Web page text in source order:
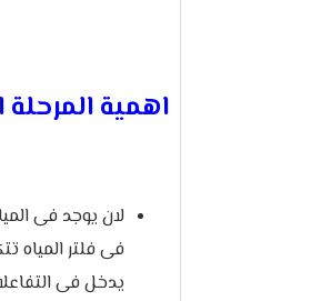
اهمية المرحلة
لان يوجد فى
فى فلتر المياه
يدخل فى